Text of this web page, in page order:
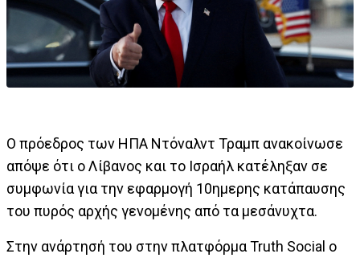
Ο πρόεδρος των ΗΠΑ Ντόναλντ Τραμπ ανακοίνωσε
απόψε ότι ο Λίβανος και το Ισραήλ κατέληξαν σε
συμφωνία για την εφαρμογή 10ημερης κατάπαυσης
του πυρός αρχής γενομένης από τα μεσάνυχτα.
Στην ανάρτησή του στην πλατφόρμα Truth Social ο